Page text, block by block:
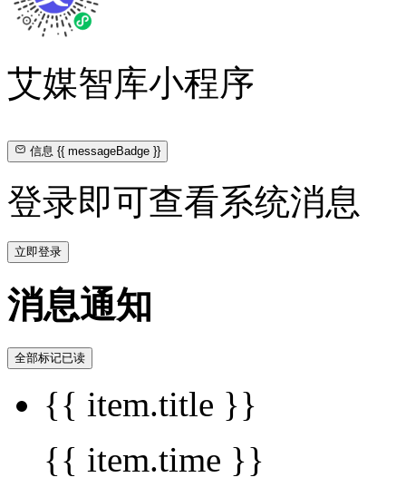
艾媒智库小程序
信息{{ messageBadge }}
登录即可查看系统消息
立即登录
消息通知
全部标记已读
{{ item.title }}
{{ item.time }}